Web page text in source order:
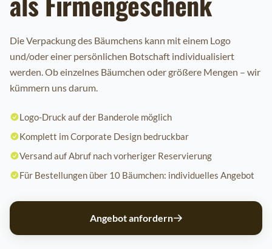
Die Verpackung des Bäumchens kann mit einem Logo
und/oder einer persönlichen Botschaft individualisiert
werden. Ob einzelnes Bäumchen oder größere Mengen – wir
kümmern uns darum.
Logo-Druck auf der Banderole möglich
Komplett im Corporate Design bedruckbar
Versand auf Abruf nach vorheriger Reservierung
Für Bestellungen über 10 Bäumchen: individuelles Angebot
Angebot anfordern